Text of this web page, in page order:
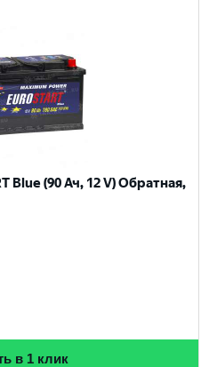
Blue (90 Ач, 12 V) Обратная,
в 1 клик